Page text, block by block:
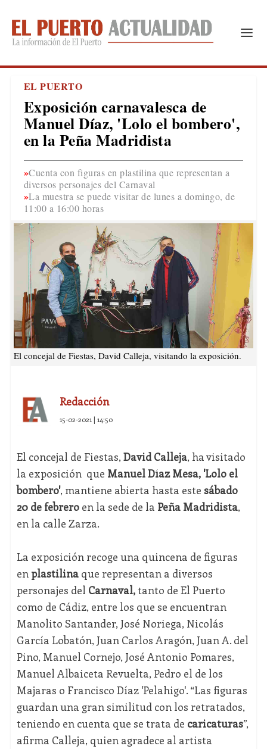
EL PUERTO
Exposición carnavalesca de
Manuel Díaz, 'Lolo el bombero',
en la Peña Madridista
Cuenta con figuras en plastilina que representan a
diversos personajes del Carnaval
La muestra se puede visitar de lunes a domingo, de
11:00 a 16:00 horas
El concejal de Fiestas, David Calleja, visitando la exposición.
Redacción
15-02-2021 | 14:50
El concejal de Fiestas, David Calleja, ha visitado
la exposición que Manuel Díaz Mesa, 'Lolo el
bombero', mantiene abierta hasta este sábado
20 de febreroen la sede de la Peña Madridista,
en la calle Zarza.
La exposición recoge una quincena de figuras
en plastilinaque representan a diversos
personajes del Carnaval,tanto de El Puerto
como de Cádiz, entre los que se encuentran
Manolito Santander, José Noriega, Nicolás
García Lobatón, Juan Carlos Aragón, Juan A. del
Pino, Manuel Cornejo, José Antonio Pomares,
Manuel Albaiceta Revuelta, Pedro el de los
Majaras o Francisco Díaz 'Pelahigo'. “Las figuras
guardan una gran similitud con los retratados,
teniendo en cuenta que se trata de caricaturas”,
afirma Calleja, quien agradece al artista